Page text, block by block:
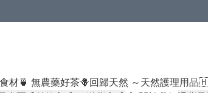
材🍵 無農藥好茶🪻回歸天然 ～天然護理用品